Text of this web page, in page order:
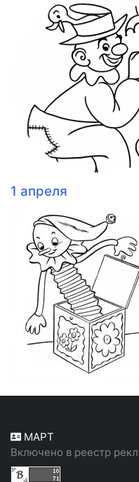
1 апреля
МАРТ
Включено в реестр